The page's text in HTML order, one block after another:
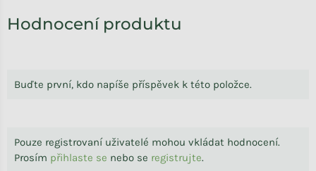
Hodnocení produktu
Buďte první, kdo napíše příspěvek k této položce.
Pouze registrovaní uživatelé mohou vkládat hodnocení.
Prosím přihlaste se nebo se registrujte.